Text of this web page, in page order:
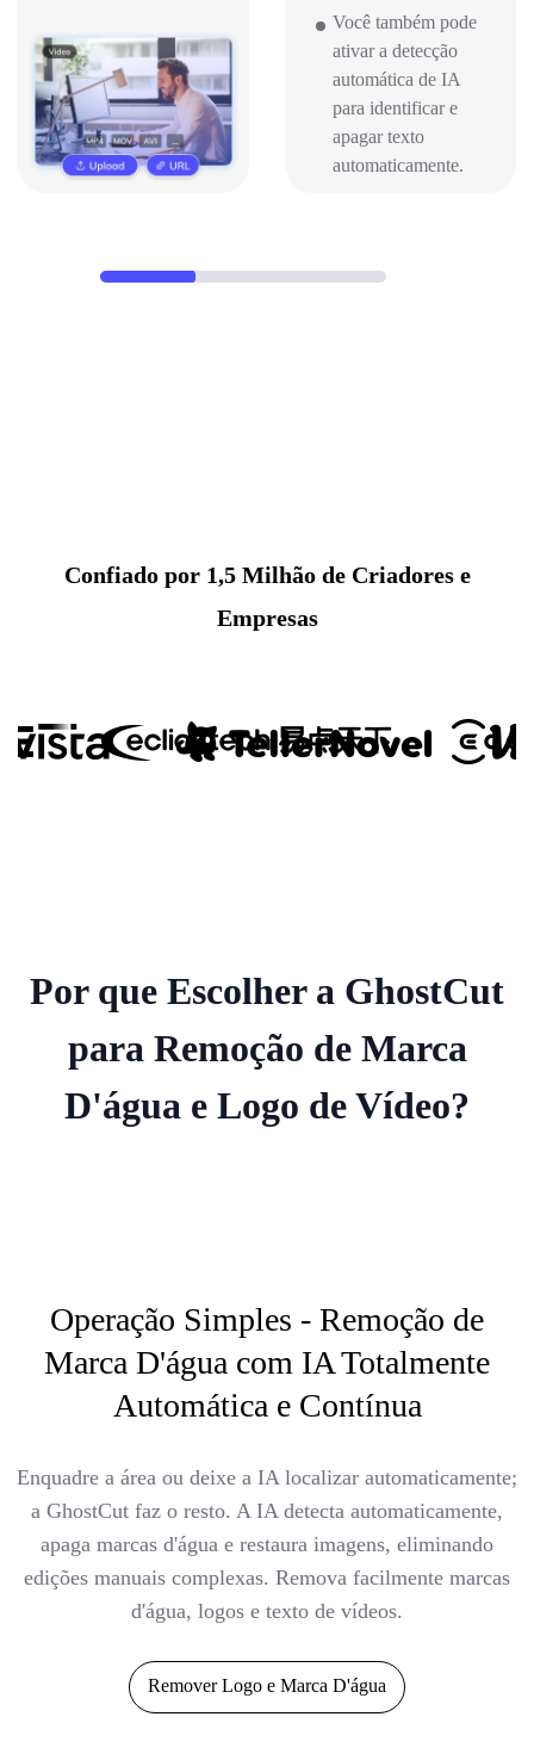
Você também pode
ativar a detecção
automática de IA
para identificar e
apagar texto
automaticamente.
Confiado por 1,5 Milhão de Criadores e
Empresas
Por que Escolher a GhostCut
para Remoção de Marca
D'água e Logo de Vídeo?
Operação Simples - Remoção de
Marca D'água com IA Totalmente
Automática e Contínua
Enquadre a área ou deixe a IA localizar automaticamente;
a GhostCut faz o resto. A IA detecta automaticamente,
apaga marcas d'água e restaura imagens, eliminando
edições manuais complexas. Remova facilmente marcas
d'água, logos e texto de vídeos.
Remover Logo e Marca D'água